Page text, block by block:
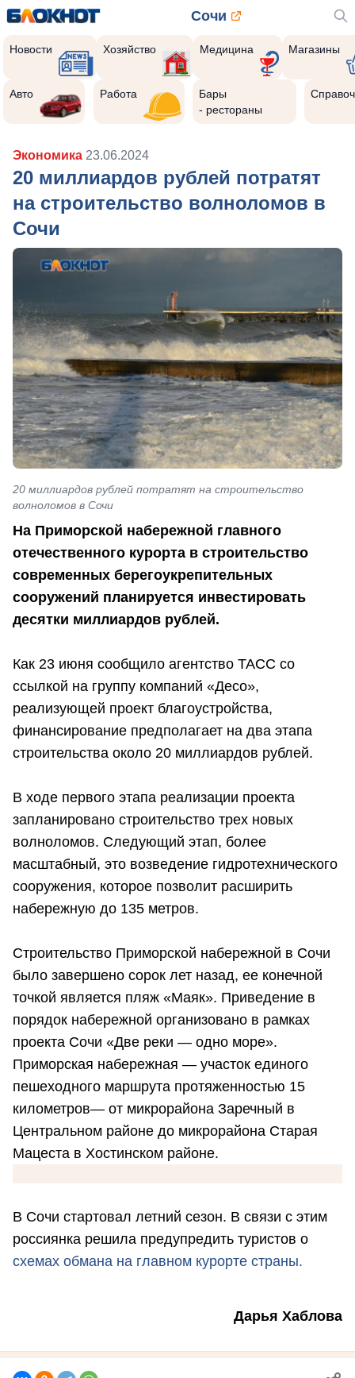
Сочи
Новости Хозяйство Медицина Магазины
Авто Работа
Бары
- рестораны
Экономика 23.06.2024
20 миллиардов рублей потратят
на строительство волноломов в
Сочи
20 миллиардов рублей потратят на строительство
волноломов в Сочи
На Приморской набережной главного
отечественного курорта в строительство
современных берегоукрепительных
сооружений планируется инвестировать
десятки миллиардов рублей.
Как 23 июня сообщило агентство ТАСС со
ссылкой на группу компаний «Десо»,
реализующей проект благоустройства,
финансирование предполагает на два этапа
строительства около 20 миллиардов рублей.
В ходе первого этапа реализации проекта
запланировано строительство трех новых
волноломов. Следующий этап, более
масштабный, это возведение гидротехнического
сооружения, которое позволит расширить
набережную до 135 метров.
Строительство Приморской набережной в Сочи
было завершено сорок лет назад, ее конечной
точкой является пляж «Маяк». Приведение в
порядок набережной организовано в рамках
проекта Сочи «Две реки — одно море».
Приморская набережная — участок единого
пешеходного маршрута протяженностью 15
километров— от микрорайона Заречный в
Центральном районе до микрорайона Старая
Мацеста в Хостинском районе.
В Сочи стартовал летний сезон. В связи с этим
россиянка решила предупредить туристов о
схемах обмана на главном курорте страны.
Дарья Хаблова